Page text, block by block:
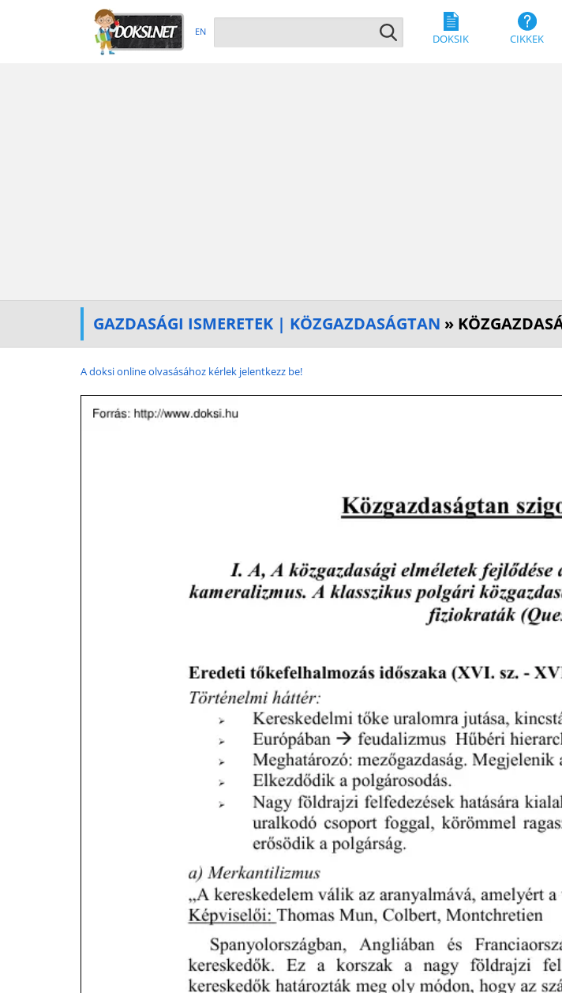
EN
DOKSIK CIKKEK
GAZDASÁGI ISMERETEK | KÖZGAZDASÁGTAN »
A doksi online olvasásához kérlek jelentkezz be!